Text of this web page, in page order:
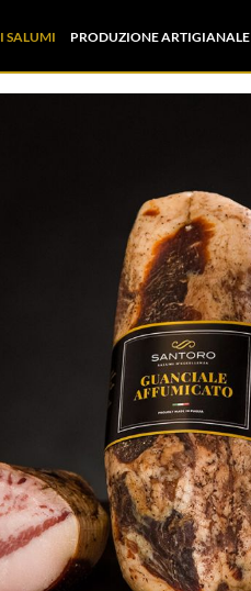
I SALUMI PRODUZIONE ARTIGIANALE